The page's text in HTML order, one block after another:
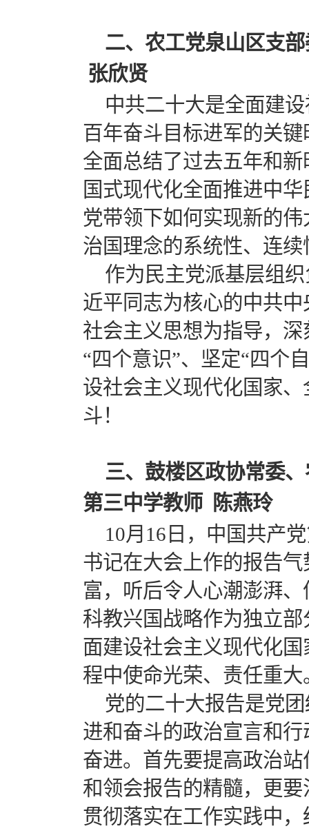
二、农工党泉山区支
张欣贤
中共二十大是全面建
百年奋斗目标进军的关
全面总结了过去五年和
国式现代化全面推进中
党带领下如何实现新的
治国理念的系统性、连
作为民主党派基层组
近平同志为核心的中共
社会主义思想为指导，
“四个意识”、坚定“四个
设社会主义现代化国家
斗！
三、鼓楼区政协常委
第三中学教师 陈燕玲
10月16日，中国共产
书记在大会上作的报告
富，听后令人心潮澎湃
科教兴国战略作为独立
面建设社会主义现代化
程中使命光荣、责任重大
党的二十大报告是党
进和奋斗的政治宣言和
奋进。首先要提高政治
和领会报告的精髓，更
贯彻落实在工作实践中